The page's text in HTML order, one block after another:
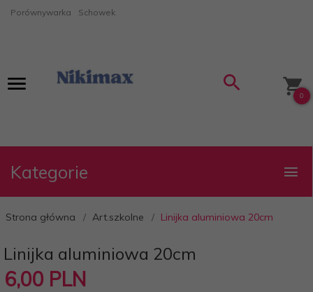
Porównywarka Schowek
0
Kategorie
Strona główna Art.szkolne Linijka aluminiowa 20cm
Linijka aluminiowa 20cm
6,00 PLN